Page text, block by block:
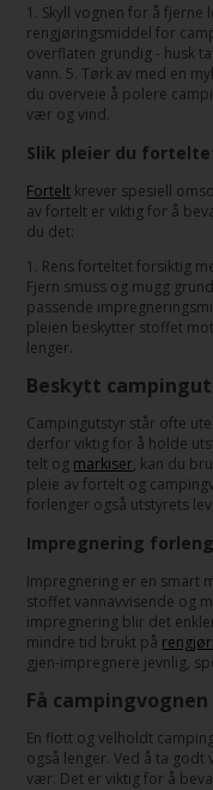
1. Skyll vognen for å fjerne
rengjøringsmiddel for
overflaten grundig - husk
vann. 5. Tørk av med en
du overveie å polere
vær og vind.
Slik pleier du
Fortelt krever spesiell
av fortelt er viktig for å
du det:
1. Rens forteltet forsiktig
Fjern smuss og mugg
passende
pleien beskytter stoffet
lenger.
Beskytt
Campingutstyr står ofte
derfor viktig for å holde
telt og markiser, kan du
pleie av fortelt og
forlenger også utstyrets
Impregnering
Impregnering er en smart
stoffet vannavvisende og
impregnering blir det
mindre tid brukt på
gjen-impregnere jevnlig,
Få
En flott og velholdt
også lenger. Ved å ta
vær. Det er viktig for å